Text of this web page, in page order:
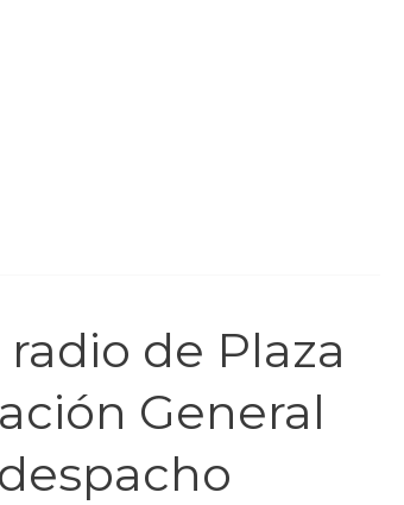
de Plaza
General